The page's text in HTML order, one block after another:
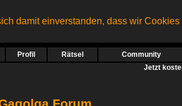
damit einverstanden, dass wir Cookies
Profil Rätsel Community
Jetzt